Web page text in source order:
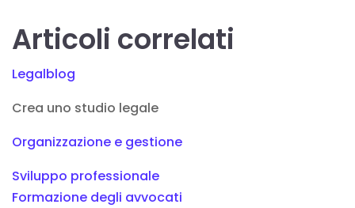
Articoli correlati
Legalblog
Crea uno studio legale
Organizzazione e gestione
Sviluppo professionale
Formazione degli avvocati